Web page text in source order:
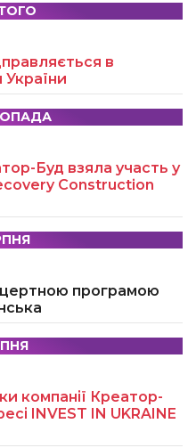
в
Буд взяла участь у
Construction
програмою
компанії Креатор-
INVEST IN UKRAINE